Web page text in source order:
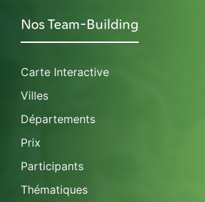
Nos Team-Building
Carte Interactive
Villes
Départements
Prix
Participants
Thématiques